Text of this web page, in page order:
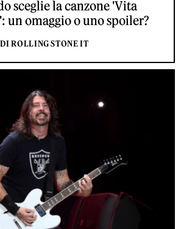
sceglie la canzone 'Vita
un omaggio o uno spoiler?
DI ROLLING STONE IT